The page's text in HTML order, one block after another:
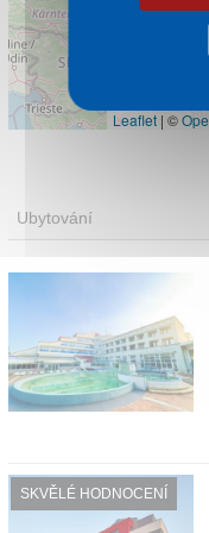
Leaflet | ©
Ubytování
SKVĚLÉ HODNOCENÍ